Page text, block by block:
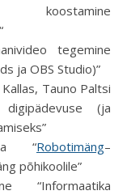
koostamine
“
tegemine
ja OBS Studio)”
Tauno Paltsi
(ja
“Robotimäng–
põhikoolile”
“Informaatika